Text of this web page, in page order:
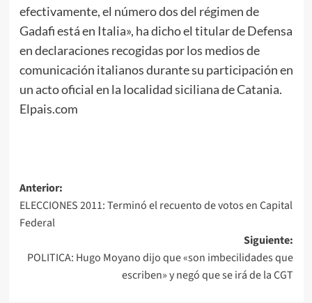
efectivamente, el número dos del régimen de
Gadafi está en Italia», ha dicho el titular de Defensa
en declaraciones recogidas por los medios de
comunicación italianos durante su participación en
un acto oficial en la localidad siciliana de Catania.
Elpais.com
Navegación
de
Anterior:
ELECCIONES 2011: Terminó el recuento de votos en Capital
Federal
Siguiente:
POLITICA: Hugo Moyano dijo que «son imbecilidades que
escriben» y negó que se irá de la CGT